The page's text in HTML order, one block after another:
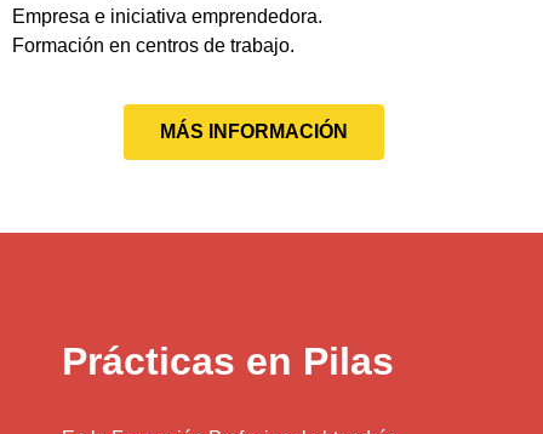
Empresa e iniciativa emprendedora.
Formación en centros de trabajo.
MÁS INFORMACIÓN
Prácticas en Pilas